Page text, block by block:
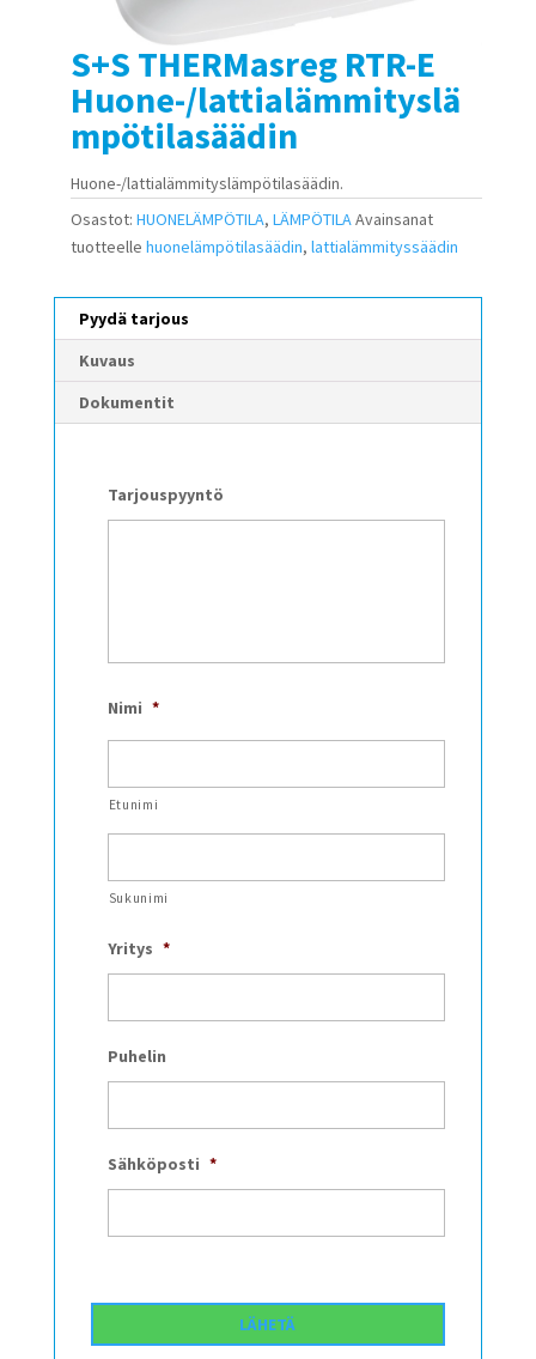
S+S THERMasreg RTR-E
Huone-/lattialämmityslä
mpötilasäädin
Huone-/lattialämmityslämpötilasäädin.
Osastot: HUONELÄMPÖTILA, LÄMPÖTILAAvainsanat
tuotteelle huonelämpötilasäädin, lattialämmityssäädin
Pyydä tarjous
Kuvaus
Dokumentit
Tarjouspyyntö
Nimi *
Etunimi
Sukunimi
Yritys *
Puhelin
Sähköposti *